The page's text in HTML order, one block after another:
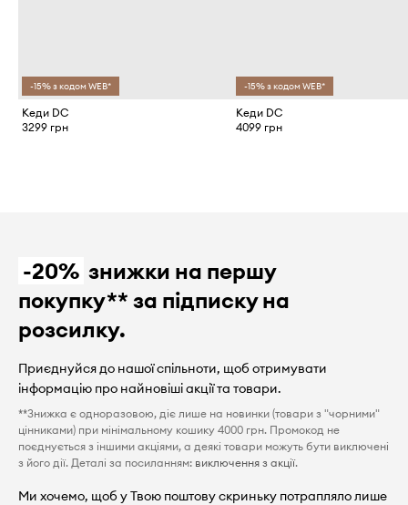
-15% з кодом WEB*
Кеди DC
3299 грн
-15% з кодом WEB*
Кеди DC
4099 грн
-20% знижки на першу
покупку** за підписку на
розсилку.
Приєднуйся до нашої спільноти, щоб отримувати
інформацію про найновіші акції та товари.
**Знижка є одноразовою, діє лише на новинки (товари з "чорними"
цінниками) при мінімальному кошику 4000 грн. Промокод не
поєднується з іншими акціями, а деякі товари можуть бути виключені
з його дії. Деталі за посиланням: виключення з акції.
Ми хочемо, щоб у Твою поштову скриньку потрапляло лише